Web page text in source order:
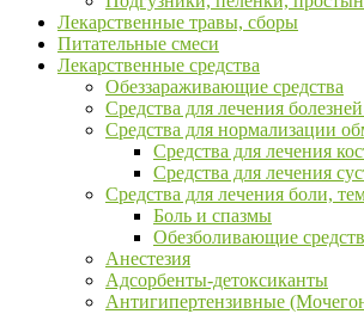
Лекарственные травы, сборы
Питательные смеси
Лекарственные средства
Обеззараживающие средства
Средства для лечения
Средства для нормализации
Средства для лечения
Средства для лечения
Средства для лечения боли,
Боль и спазмы
Обезболивающие
Анестезия
Адсорбенты-детоксиканты
Антигипертензивные